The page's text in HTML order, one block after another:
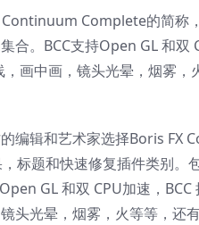
Complete的简称
合。BCC支持Open GL 和双
画中画，镜头光晕，烟雾
编辑和艺术家选择Boris FX
标题和快速修复插件类别。
GL 和双 CPU加速，
头光晕，烟雾，火等等，还